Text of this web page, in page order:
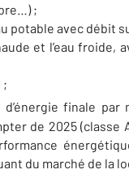
;
potable avec débit
et l’eau froide,
;
finale par
de 2025 (classe
du marché de la